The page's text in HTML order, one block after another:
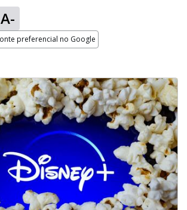
A-
preferencial no Google